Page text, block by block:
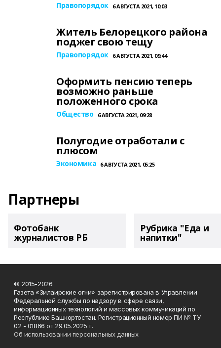
Правопорядок 6 АВГУСТА 2021, 10:03
Житель Белорецкого района
поджег свою тещу
Правопорядок 6 АВГУСТА 2021, 09:44
Оформить пенсию теперь
возможно раньше
положенного срока
Общество 6 АВГУСТА 2021, 09:28
Полугодие отработали с
плюсом
Экономика 6 АВГУСТА 2021, 05:25
Партнеры
Фотобанк
журналистов РБ
Рубрика "Еда и
напитки"
© 2015-2026
Газета «Зилаирские огни» зарегистрирована в Управлении
Федеральной службы по надзору в сфере связи,
информационных технологий и массовых коммуникаций по
Республике Башкортостан. Регистрационный номер ПИ № ТУ
02 - 01866 от 29.05.2025 г.
Об использовании персональных данных